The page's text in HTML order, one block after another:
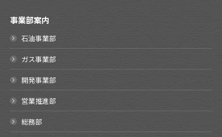
事業部案内
石油事業部
ガス事業部
開発事業部
営業推進部
総務部